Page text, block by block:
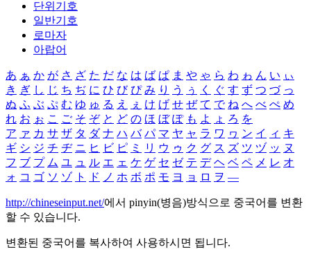
단위기호
일반기호
로마자
아랍어
あ ぁ か が さ ざ た だ な は ば ぱ ま や ゃ ら わ ゎ ん い ぃ
き ぎ し じ ち ぢ に ひ び ぴ み り う ぅ く ぐ す ず つ づ っ
ぬ ふ ぶ ぷ む ゆ ゅ る え ぇ け げ せ ぜ て で ね へ べ ぺ め
れ お ぉ こ ご そ ぞ と ど の ほ ぼ ぽ も よ ょ ろ を
ア ァ カ サ ザ タ ダ ナ ハ バ パ マ ヤ ャ ラ ワ ヮ ン イ ィ キ
ギ シ ジ チ ヂ ニ ヒ ビ ピ ミ リ ウ ゥ ク グ ス ズ ツ ヅ ッ ヌ
フ ブ プ ム ユ ュ ル エ ェ ケ ゲ セ ゼ テ デ ヘ ベ ペ メ レ オ
ォ コ ゴ ソ ゾ ト ド ノ ホ ボ ポ モ ヨ ョ ロ ヲ ―
http://chineseinput.net/에서 pinyin(병음)방식으로 중국어를 변환
할 수 있습니다.
변환된 중국어를 복사하여 사용하시면 됩니다.